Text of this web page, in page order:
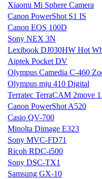
Xiaomi Mi Sphere Camera
Canon PowerShot S1 IS
Canon EOS 100D
Sony NEX 3N
Lexibook DJ030HW Hot
Aiptek Pocket DV
Olympus Camedia C-460
Olympus mju 410 Digital
Terratec TerraCAM 2move
Canon PowerShot A520
Casio QV-700
Minolta Dimage E323
Sony MVC-FD71
Ricoh RDC-i500
Sony DSC-TX1
Samsung GX-10